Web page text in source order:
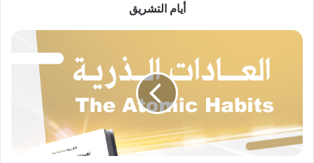
أيام التشريق
العادات